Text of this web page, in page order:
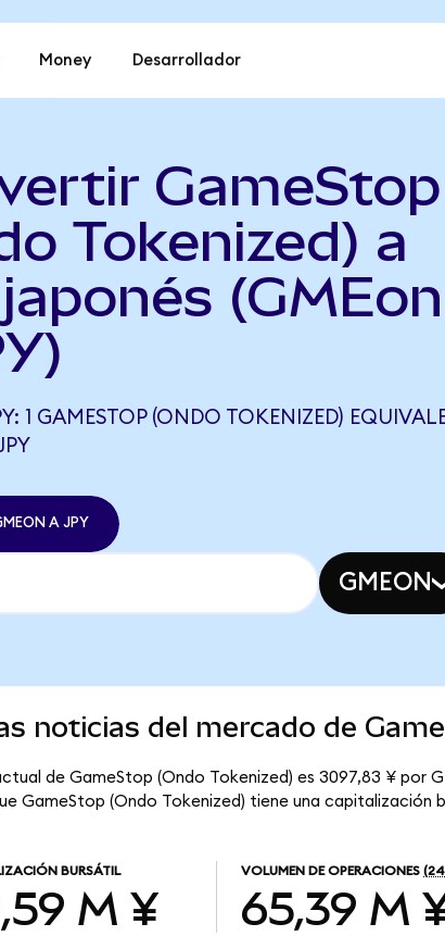
Money Desarrollador
GameStop
Tokenized) a
(GMEon
1 GAMESTOP (ONDO TOKENIZED)
A JPY
GMEON
noticias del mercado de
de GameStop (Ondo Tokenized) es 3097,83 ¥ por
GameStop (Ondo Tokenized) tiene una capitalización
BURSÁTIL
M ¥
VOLUMEN DE OPERACIONES
65,39 M